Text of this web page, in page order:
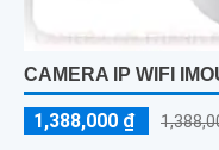
CAMERA IP WIFI
1,388,000 ₫